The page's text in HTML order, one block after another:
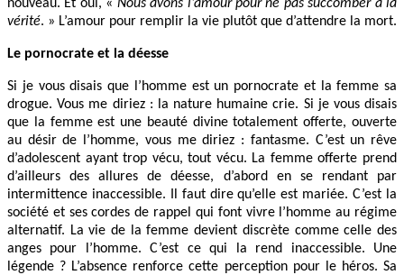
nouveau. Et oui, « Nous avons l’amour pour ne pas succomber à la
vérité. » L’amour pour remplir la vie plutôt que d’attendre la mort.
Le pornocrate et la déesse
Si je vous disais que l’homme est un pornocrate et la femme sa
drogue. Vous me diriez : la nature humaine crie. Si je vous disais
que la femme est une beauté divine totalement offerte, ouverte
au désir de l’homme, vous me diriez : fantasme. C’est un rêve
d’adolescent ayant trop vécu, tout vécu. La femme offerte prend
d’ailleurs des allures de déesse, d’abord en se rendant par
intermittence inaccessible. Il faut dire qu’elle est mariée. C’est la
société et ses cordes de rappel qui font vivre l’homme au régime
alternatif. La vie de la femme devient discrète comme celle des
anges pour l’homme. C’est ce qui la rend inaccessible. Une
légende ? L’absence renforce cette perception pour le héros. Sa